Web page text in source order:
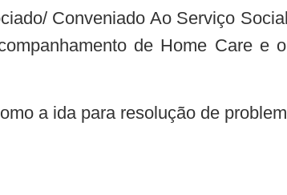
Conveniado Ao Serviço
de Home Care e
a ida para resolução de